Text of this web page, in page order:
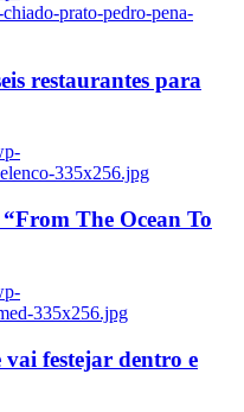
prato-pedro-pena-
restaurantes para
335x256.jpg
The Ocean To
335x256.jpg
festejar dentro e